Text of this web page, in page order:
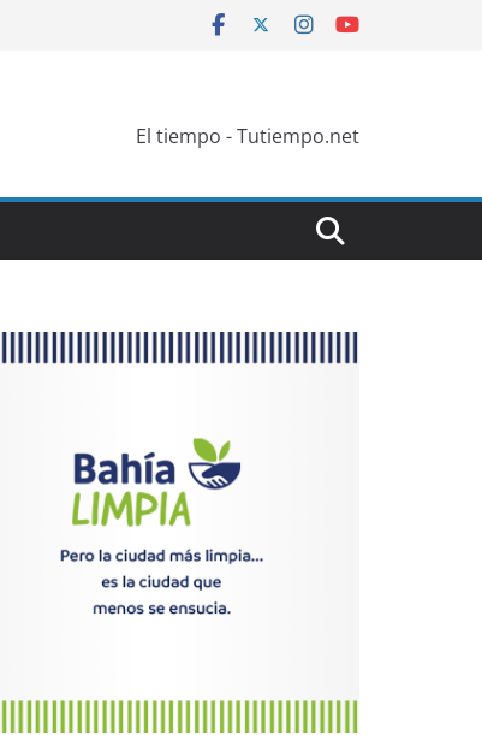
El tiempo - Tutiempo.net